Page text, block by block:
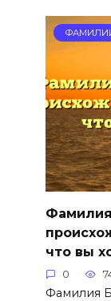
что вы
0
Фамилия